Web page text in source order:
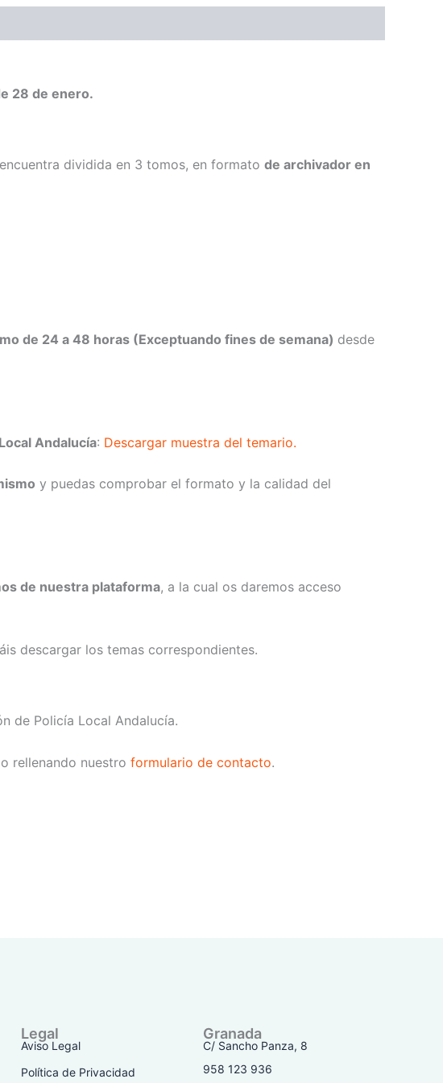
28 de enero.
dividida en 3 tomos, en formato de archivador en
de 24 a 48 horas (Exceptuando fines de semana) desde
Andalucía: Descargar muestra del temario.
y puedas comprobar el formato y la calidad del
de nuestra plataforma, a la cual os daremos acceso
descargar los temas correspondientes.
de Policía Local Andalucía.
rellenando nuestro formulario de contacto.
Legal
Aviso Legal
Política de Privacidad
Granada
C/ Sancho Panza, 8
958 123 936